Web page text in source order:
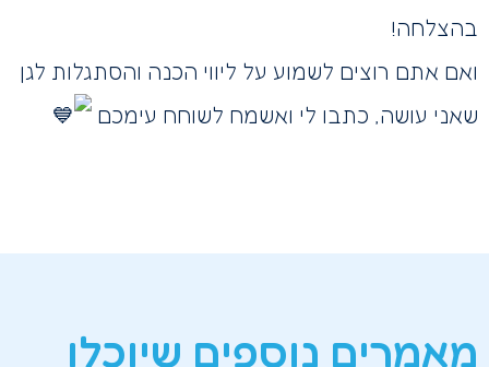
בהצלחה!
ואם אתם רוצים לשמוע על ליווי הכנה והסתגלות לגן
שאני עושה, כתבו לי ואשמח לשוחח עימכם
מאמרים נוספים שיוכלו